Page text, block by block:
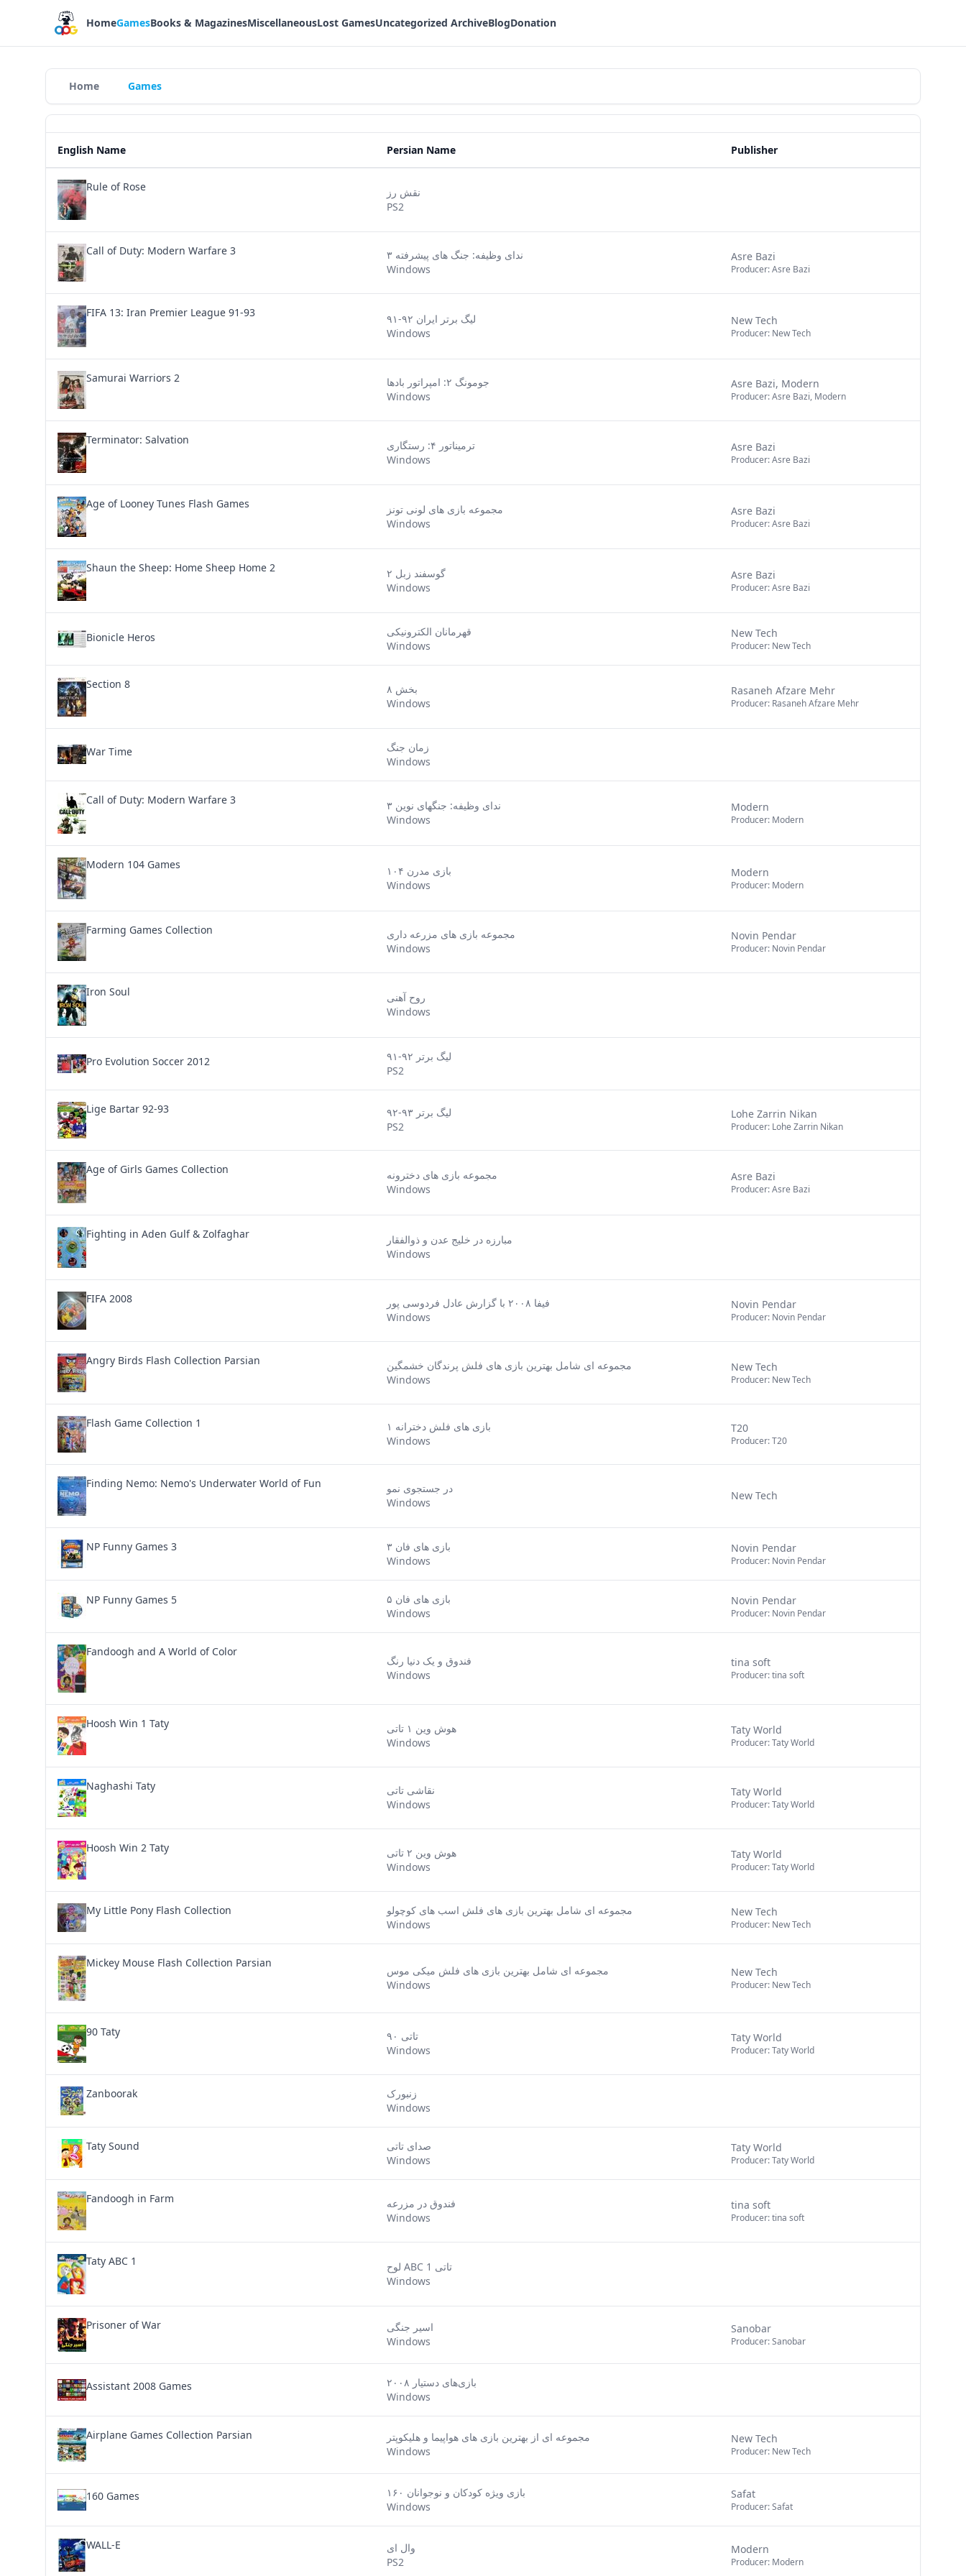
HomeGamesBooks & MagazinesMiscellaneousLost GamesUncategorized ArchiveBlogDonation
Home Games
English Name Persian Name Publisher
Rule of Rose
نقش رز
PS2
Call of Duty: Modern Warfare 3
ندای وظیفه: جنگ های پیشرفته ۳
Windows
Asre Bazi
Producer: Asre Bazi
FIFA 13: Iran Premier League 91-93
لیگ برتر ایران ۹۲-۹۱
Windows
New Tech
Producer: New Tech
Samurai Warriors 2
جومونگ ۲: امپراتور بادها
Windows
Asre Bazi, Modern
Producer: Asre Bazi, Modern
Terminator: Salvation
ترمیناتور ۴: رستگاری
Windows
Asre Bazi
Producer: Asre Bazi
Age of Looney Tunes Flash Games
مجموعه بازی های لونی تونز
Windows
Asre Bazi
Producer: Asre Bazi
Shaun the Sheep: Home Sheep Home 2
گوسفند زبل ۲
Windows
Asre Bazi
Producer: Asre Bazi
Bionicle Heros
قهرمانان الکترونیکی
Windows
New Tech
Producer: New Tech
Section 8
بخش ۸
Windows
Rasaneh Afzare Mehr
Producer: Rasaneh Afzare Mehr
War Time
زمان جنگ
Windows
Call of Duty: Modern Warfare 3
ندای وظیفه: جنگهای نوین ۳
Windows
Modern
Producer: Modern
Modern 104 Games
۱۰۴ بازی مدرن
Windows
Modern
Producer: Modern
Farming Games Collection
مجموعه بازی های مزرعه داری
Windows
Novin Pendar
Producer: Novin Pendar
Iron Soul
روح آهنی
Windows
Pro Evolution Soccer 2012
لیگ برتر ۹۲-۹۱
PS2
Lige Bartar 92-93
لیگ برتر ۹۳-۹۲
PS2
Lohe Zarrin Nikan
Producer: Lohe Zarrin Nikan
Age of Girls Games Collection
مجموعه بازی های دخترونه
Windows
Asre Bazi
Producer: Asre Bazi
Fighting in Aden Gulf & Zolfaghar
مبارزه در خلیج عدن و ذوالفقار
Windows
FIFA 2008
فیفا ۲۰۰۸ با گزارش عادل فردوسی پور
Windows
Novin Pendar
Producer: Novin Pendar
Angry Birds Flash Collection Parsian
مجموعه ای شامل بهترین بازی های فلش پرندگان خشمگین
Windows
New Tech
Producer: New Tech
Flash Game Collection 1
بازی های فلش دخترانه ۱
Windows
T20
Producer: T20
Finding Nemo: Nemo's Underwater World of Fun
در جستجوی نمو
Windows
New Tech
NP Funny Games 3
بازی های فان ۳
Windows
Novin Pendar
Producer: Novin Pendar
NP Funny Games 5
بازی های فان ۵
Windows
Novin Pendar
Producer: Novin Pendar
Fandoogh and A World of Color
فندوق و یک دنیا رنگ
Windows
tina soft
Producer: tina soft
Hoosh Win 1 Taty
هوش وین ۱ تاتی
Windows
Taty World
Producer: Taty World
Naghashi Taty
نقاشی تاتی
Windows
Taty World
Producer: Taty World
Hoosh Win 2 Taty
هوش وین ۲ تاتی
Windows
Taty World
Producer: Taty World
My Little Pony Flash Collection
مجموعه ای شامل بهترین بازی های فلش اسب های کوچولو
Windows
New Tech
Producer: New Tech
Mickey Mouse Flash Collection Parsian
مجموعه ای شامل بهترین بازی های فلش میکی موس
Windows
New Tech
Producer: New Tech
90 Taty
۹۰ تاتی
Windows
Taty World
Producer: Taty World
Zanboorak
زنبورک
Windows
Taty Sound
صدای تاتی
Windows
Taty World
Producer: Taty World
Fandoogh in Farm
فندوق در مزرعه
Windows
tina soft
Producer: tina soft
Taty ABC 1
لوح ABC 1 تاتی
Windows
Prisoner of War
اسیر جنگی
Windows
Sanobar
Producer: Sanobar
Assistant 2008 Games
بازی‌های دستیار ۲۰۰۸
Windows
Airplane Games Collection Parsian
مجموعه ای از بهترین بازی های هواپیما و هلیکوپتر
Windows
New Tech
Producer: New Tech
160 Games
۱۶۰ بازی ویژه کودکان و نوجوانان
Windows
Safat
Producer: Safat
WALL-E
وال ای
PS2
Modern
Producer: Modern